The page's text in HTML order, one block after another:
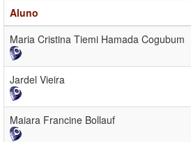
Aluno
Maria Cristina Tiemi Hamada Cogubum
Jardel Vieira
Maiara Francine Bollauf